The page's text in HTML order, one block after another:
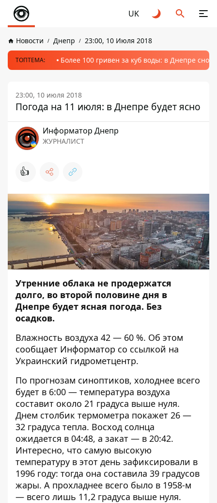
UK
Новости Днепр 23:00, 10 Июля 2018
ТОПТЕМА: Более 100 гривен за куб воды: в Днепре
23:00, 10 июля 2018
Погода на 11 июля: в Днепре будет ясно
Информатор Днепр
ЖУРНАЛИСТ
👍
Утренние облака не продержатся
долго, во второй половине дня в
Днепре будет ясная погода. Без
осадков.
Влажность воздуха 42 — 60 %. Об этом
сообщает Информатор со ссылкой на
Украинский гидрометцентр.
По прогнозам синоптиков, холоднее всего
будет в 6:00 — температура воздуха
составит около 21 градуса выше нуля.
Днем столбик термометра покажет 26 —
32 градуса тепла. Восход солнца
ожидается в 04:48, а закат — в 20:42.
Интересно, что самую высокую
температуру в этот день зафиксировали в
1996 году: тогда она составила 39 градусов
жары. А прохладнее всего было в 1958-м
— всего лишь 11,2 градуса выше нуля.